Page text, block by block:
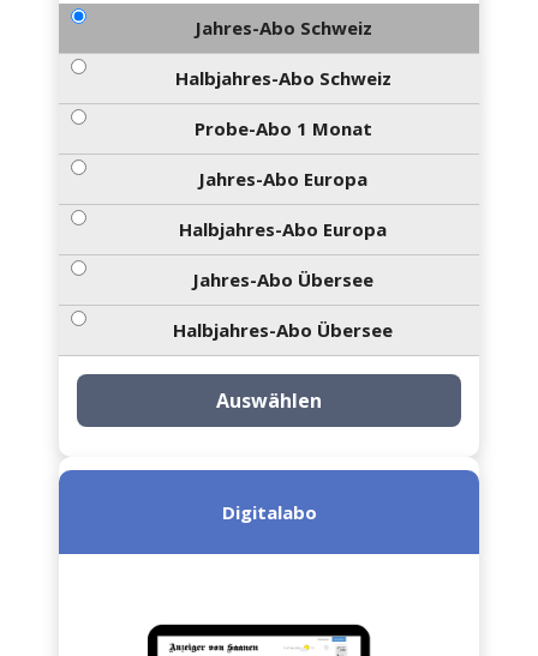
Jahres-Abo Schweiz
Halbjahres-Abo Schweiz
Probe-Abo 1 Monat
Jahres-Abo Europa
Halbjahres-Abo Europa
Jahres-Abo Übersee
Halbjahres-Abo Übersee
Auswählen
Digitalabo